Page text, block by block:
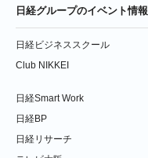
日経グループのイベント情報
日経ビジネススクール
Club NIKKEI
日経Smart Work
日経BP
日経リサーチ